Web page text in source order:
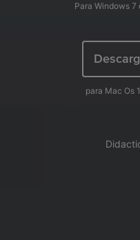
Usuarios de Mac
Los productos y las
Para Windows
para Mac Os